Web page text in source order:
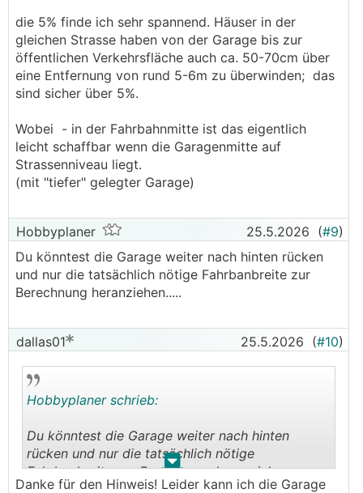
nicht überschreiten. Im Bereich von 5,00 m ab
der öffentlichen Verkehrsfläche darf die Neigung
der
Rampen von Fahrverbindungen nicht mehr als 5
% betragen.
Fazit: so nicht zulässig!
die 5% finde ich sehr spannend. Häuser in der
gleichen Strasse haben von der Garage bis zur
öffentlichen Verkehrsfläche auch ca. 50-70cm über
eine Entfernung von rund 5-6m zu überwinden; das
sind sicher über 5%.
Wobei - in der Fahrbahnmitte ist das eigentlich
leicht schaffbar wenn die Garagenmitte auf
Strassenniveau liegt.
(mit "tiefer" gelegter Garage)
Hobbyplaner 25.5.2026 (#9)
Du könntest die Garage weiter nach hinten rücken
und nur die tatsächlich nötige Fahrbanbreite zur
Berechnung heranziehen.....
dallas01 25.5.2026 (#10)
. .
Hobbyplaner schrieb:
Du könntest die Garage weiter nach hinten
rücken und nur die tatsächlich nötige
Fahrbanbreite zur Berechnung heranziehen.....
Danke für den Hinweis! Leider kann ich die Garage